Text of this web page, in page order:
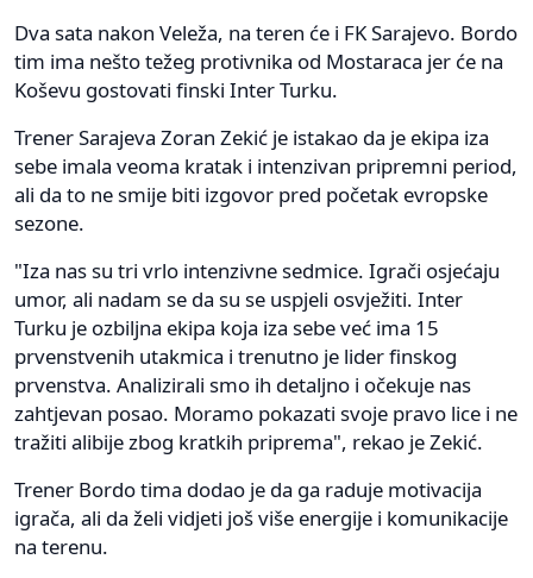
Dva sata nakon Veleža, na teren će i FK Sarajevo. Bordo
tim ima nešto težeg protivnika od Mostaraca jer će na
Koševu gostovati finski Inter Turku.
Trener Sarajeva Zoran Zekić je istakao da je ekipa iza
sebe imala veoma kratak i intenzivan pripremni period,
ali da to ne smije biti izgovor pred početak evropske
sezone.
"Iza nas su tri vrlo intenzivne sedmice. Igrači osjećaju
umor, ali nadam se da su se uspjeli osvježiti. Inter
Turku je ozbiljna ekipa koja iza sebe već ima 15
prvenstvenih utakmica i trenutno je lider finskog
prvenstva. Analizirali smo ih detaljno i očekuje nas
zahtjevan posao. Moramo pokazati svoje pravo lice i ne
tražiti alibije zbog kratkih priprema", rekao je Zekić.
Trener Bordo tima dodao je da ga raduje motivacija
igrača, ali da želi vidjeti još više energije i komunikacije
na terenu.